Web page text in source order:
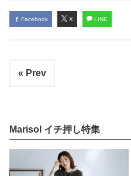
Facebook X LINE
« Prev
Marisol イチ押し特集